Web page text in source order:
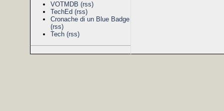
VOTMDB (rss)
TechEd (rss)
Cronache di un Blue Badge
(rss)
Tech (rss)